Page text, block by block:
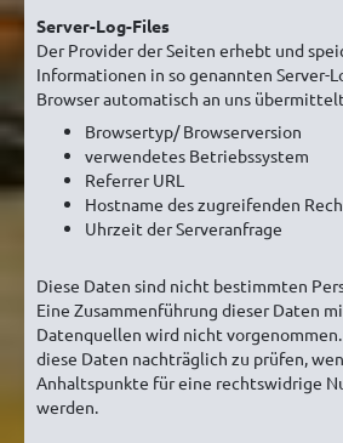
Server-Log-Files
Der Provider der Seiten erhebt und
Informationen in so genannten Server-
Browser automatisch an uns
Browsertyp/ Browserversion
verwendetes Betriebssystem
Referrer URL
Hostname des zugreifenden
Uhrzeit der Serveranfrage
Diese Daten sind nicht bestimmten
Eine Zusammenführung dieser Daten
Datenquellen wird nicht
diese Daten nachträglich zu prüfen,
Anhaltspunkte für eine rechtswidrige
werden.